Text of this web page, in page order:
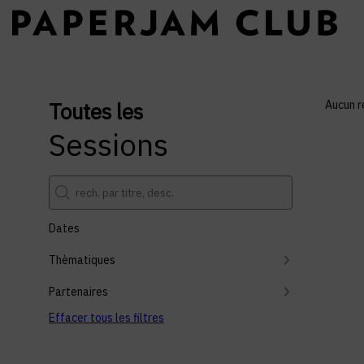
Toutes les
Sessions
Dates
Thèmatiques
Partenaires
Effacer tous les filtres
Aucun